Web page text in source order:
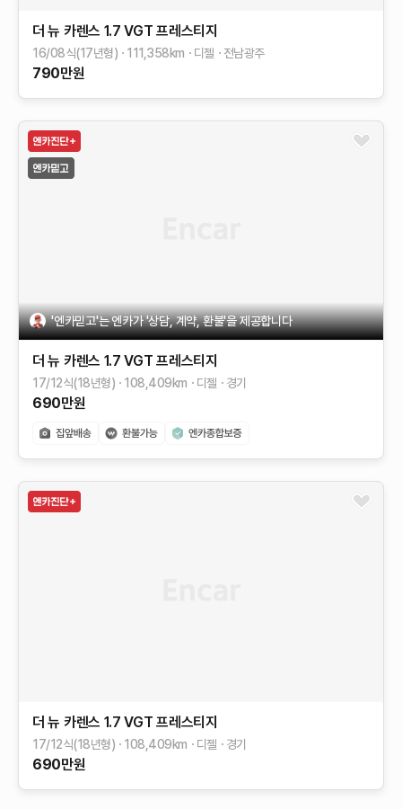
더 뉴 카렌스 1.7 VGT 프레스티지
16/08식(17년형) 111,358km 디젤 전남광주
790만원
'엔카믿고'는 엔카가 '상담, 계약, 환불'을 제공합니다
더 뉴 카렌스 1.7 VGT 프레스티지
17/12식(18년형) 108,409km 디젤 경기
690만원
더 뉴 카렌스 1.7 VGT 프레스티지
17/12식(18년형) 108,409km 디젤 경기
690만원